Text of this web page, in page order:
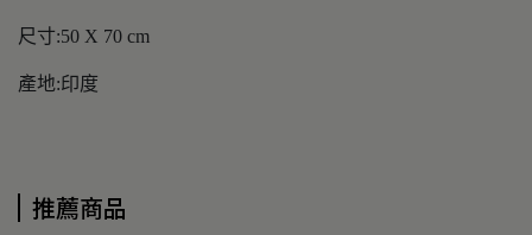
尺寸:50 X 70 cm
產地:印度
推薦商品